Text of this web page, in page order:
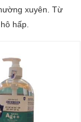
xuyên. Từ
hấp.